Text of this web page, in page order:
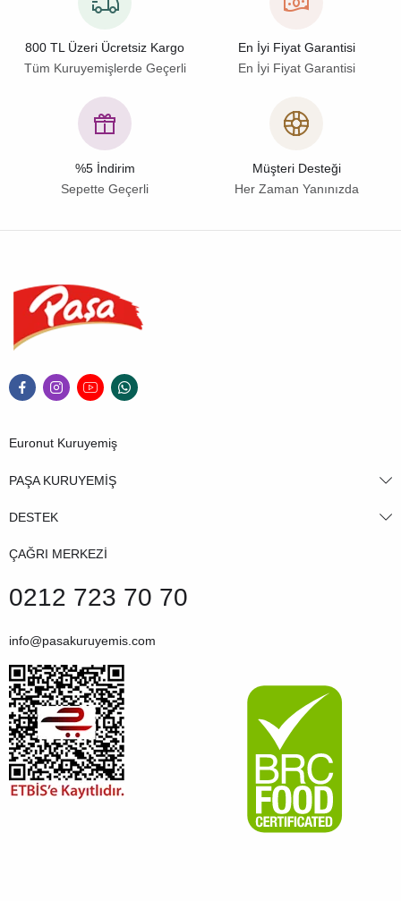
800 TL Üzeri Ücretsiz Kargo
Tüm Kuruyemişlerde Geçerli
En İyi Fiyat Garantisi
En İyi Fiyat Garantisi
%5 İndirim
Sepette Geçerli
Müşteri Desteği
Her Zaman Yanınızda
Euronut Kuruyemiş
PAŞA KURUYEMİŞ
DESTEK
ÇAĞRI MERKEZİ
0212 723 70 70
info@pasakuruyemis.com